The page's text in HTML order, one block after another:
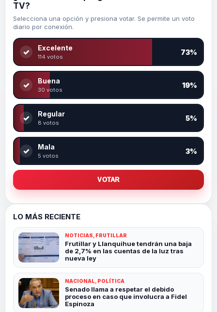
TV?
Selecciona una opción y presiona votar. Se permite un voto
diario por conexión.
✓ Excelente
114 votos
73%
✓ Buena
30 votos
19%
✓ Regular
8 votos
5%
✓ Mala
5 votos
3%
VOTAR
LO MÁS RECIENTE
NOTICIAS, FRUTILLAR
Frutillar y Llanquihue tendrán una baja
de 2,7% en las cuentas de la luz tras
nueva ley
NACIONAL, POLÍTICA
Senado llama a respetar el debido
proceso en caso que involucra a Fidel
Espinoza